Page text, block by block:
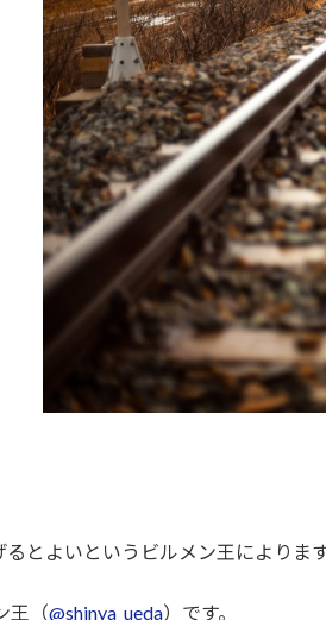
とよいというビルメン王によりま
王（@shinya_ueda）です。